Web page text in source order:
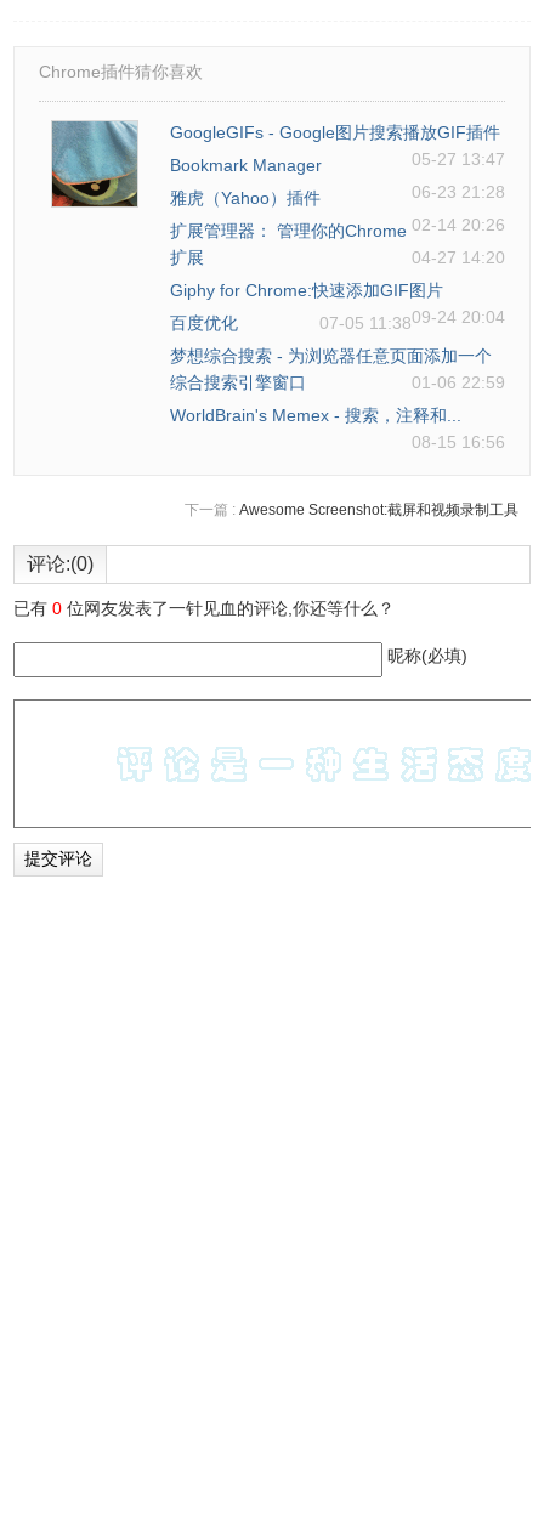
Chrome插件猜你喜欢
GoogleGIFs - Google图片搜索播放GIF插件
05-27 13:47
Bookmark Manager
06-23 21:28
雅虎（Yahoo）插件
02-14 20:26
扩展管理器： 管理你的Chrome
扩展
04-27 14:20
Giphy for Chrome:快速添加GIF图片
09-24 20:04
百度优化
07-05 11:38
梦想综合搜索 - 为浏览器任意页面添加一个
综合搜索引擎窗口
01-06 22:59
WorldBrain's Memex - 搜索，注释和...
08-15 16:56
下一篇 : Awesome Screenshot:截屏和视频录制工具
评论:(0)
已有0 位网友发表了一针见血的评论,你还等什么？
昵称(必填)